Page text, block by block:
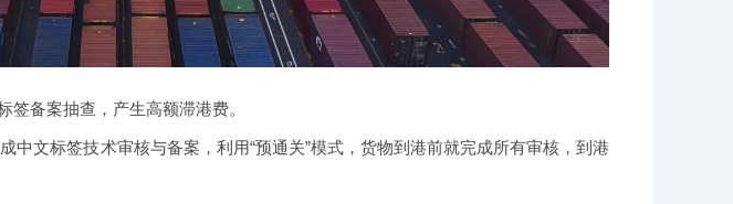
签备案抽查，产生高额滞港费。
中文标签技术审核与备案，利用“预通关”模式，货物到港前就完成所有审核，到港